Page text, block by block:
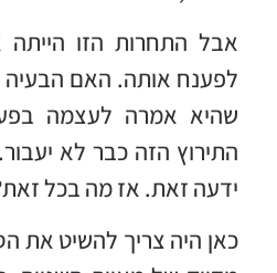
אבל התחרות הזו
לפענח אותה. האם
שהיא אמרה לעצמה
התירוץ הזה כבר לא
ידעה זאת. אז מה בכל
כאן היה צריך להשיט את